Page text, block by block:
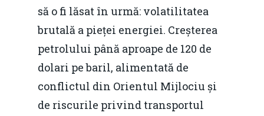
să o fi lăsat în urmă: volatilitatea
brutală a pieței energiei. Creșterea
petrolului până aproape de 120 de
dolari pe baril, alimentată de
conflictul din Orientul Mijlociu și
de riscurile privind transportul